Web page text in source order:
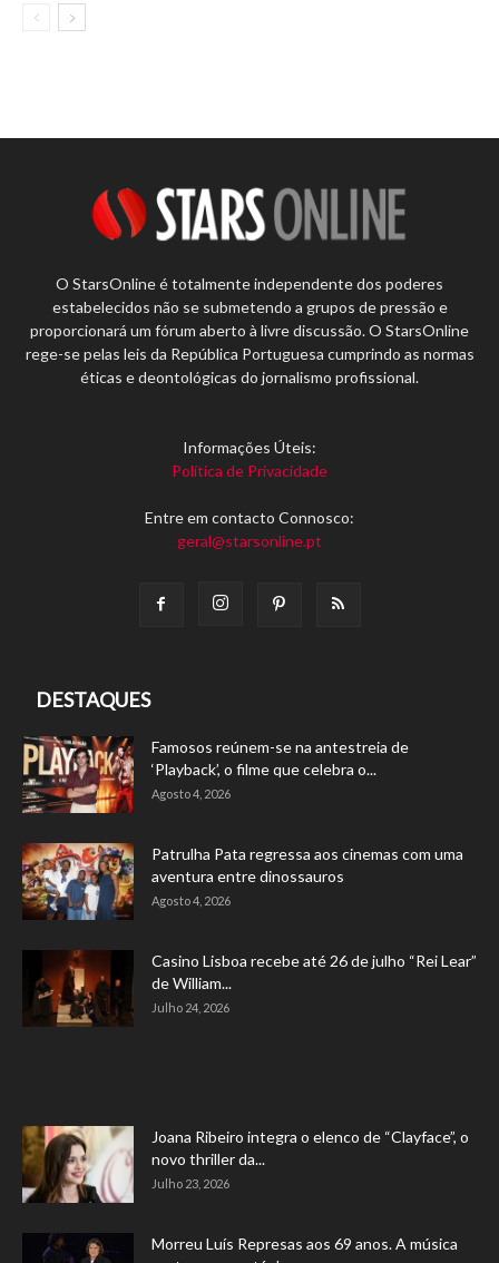
O StarsOnline é totalmente independente dos poderes
estabelecidos não se submetendo a grupos de pressão e
proporcionará um fórum aberto à livre discussão. O StarsOnline
rege-se pelas leis da República Portuguesa cumprindo as normas
éticas e deontológicas do jornalismo profissional.
Informações Úteis:
Política de Privacidade
Entre em contacto Connosco:
geral@starsonline.pt
DESTAQUES
Famosos reúnem-se na antestreia de
‘Playback’, o filme que celebra o...
Agosto 4, 2026
Patrulha Pata regressa aos cinemas com uma
aventura entre dinossauros
Agosto 4, 2026
Casino Lisboa recebe até 26 de julho “Rei Lear”
de William...
Julho 24, 2026
Joana Ribeiro integra o elenco de “Clayface”, o
novo thriller da...
Julho 23, 2026
Morreu Luís Represas aos 69 anos. A música